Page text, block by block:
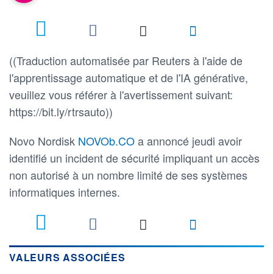
((Traduction automatisée par Reuters à l'aide de
l'apprentissage automatique et de l'IA générative,
veuillez vous référer à l'avertissement suivant:
https://bit.ly/rtrsauto))
Novo Nordisk NOVOb.COa annoncé jeudi avoir
identifié un incident de sécurité impliquant un accès
non autorisé à un nombre limité de ses systèmes
informatiques internes.
VALEURS ASSOCIÉES